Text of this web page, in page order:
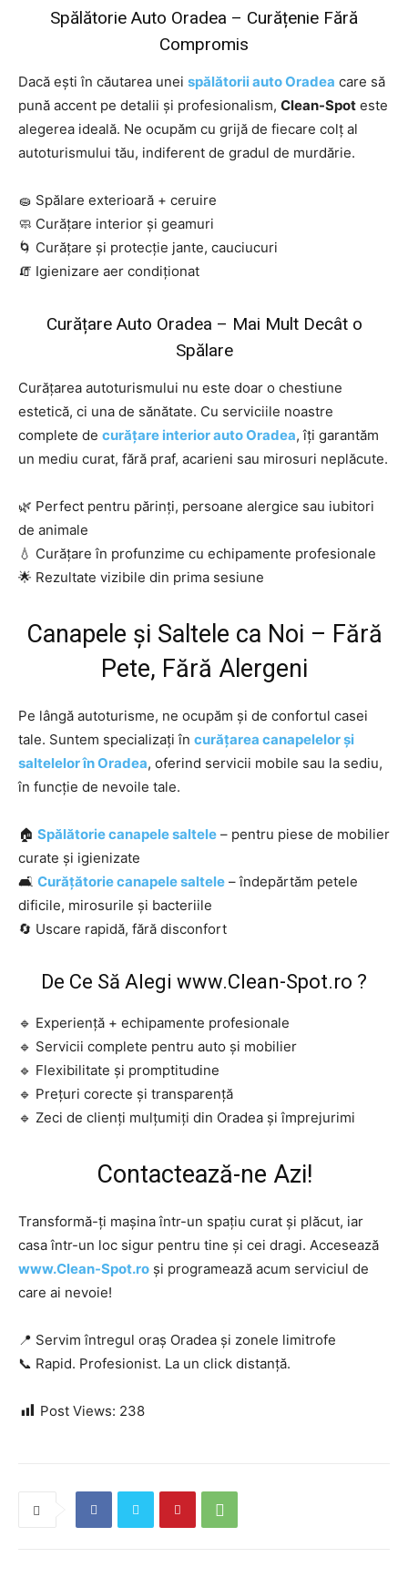
Spălătorie Auto Oradea – Curățenie Fără
Compromis
Dacă ești în căutarea unei spălătorii auto Oradea care să
pună accent pe detalii și profesionalism, Clean-Spot este
alegerea ideală. Ne ocupăm cu grijă de fiecare colț al
autoturismului tău, indiferent de gradul de murdărie.
🧽 Spălare exterioară + ceruire
🧼 Curățare interior și geamuri
🌀 Curățare și protecție jante, cauciucuri
🧯 Igienizare aer condiționat
Curățare Auto Oradea – Mai Mult Decât o
Spălare
Curățarea autoturismului nu este doar o chestiune
estetică, ci una de sănătate. Cu serviciile noastre
complete de curățare interior auto Oradea, îți garantăm
un mediu curat, fără praf, acarieni sau mirosuri neplăcute.
🌿 Perfect pentru părinți, persoane alergice sau iubitori
de animale
💧 Curățare în profunzime cu echipamente profesionale
🌟 Rezultate vizibile din prima sesiune
Canapele și Saltele ca Noi – Fără
Pete, Fără Alergeni
Pe lângă autoturisme, ne ocupăm și de confortul casei
tale. Suntem specializați în curățarea canapelelor și
saltelelor în Oradea, oferind servicii mobile sau la sediu,
în funcție de nevoile tale.
🏠 Spălătorie canapele saltele – pentru piese de mobilier
curate și igienizate
🛋️ Curățătorie canapele saltele – îndepărtăm petele
dificile, mirosurile și bacteriile
🔄 Uscare rapidă, fără disconfort
De Ce Să Alegi www.Clean-Spot.ro ?
🔹 Experiență + echipamente profesionale
🔹 Servicii complete pentru auto și mobilier
🔹 Flexibilitate și promptitudine
🔹 Prețuri corecte și transparență
🔹 Zeci de clienți mulțumiți din Oradea și împrejurimi
Contactează-ne Azi!
Transformă-ți mașina într-un spațiu curat și plăcut, iar
casa într-un loc sigur pentru tine și cei dragi. Accesează
www.Clean-Spot.ro și programează acum serviciul de
care ai nevoie!
📍 Servim întregul oraș Oradea și zonele limitrofe
📞 Rapid. Profesionist. La un click distanță.
Post Views: 238